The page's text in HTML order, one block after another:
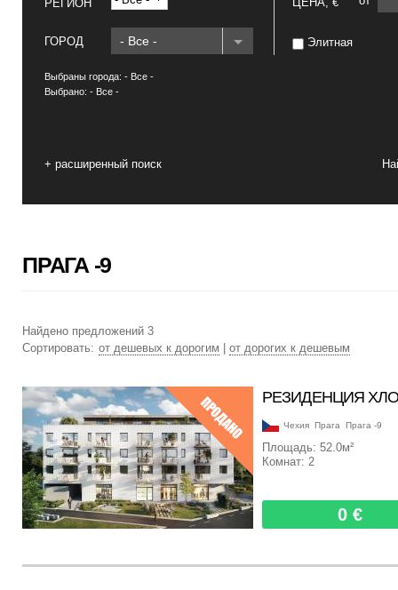
РЕГИОН
ГОРОД - Все -
Выбраны города: - Все -
Элитная
Выбрано: - Все -
+ расширенный поиск
ПРАГА -9
Найдено предложений 3
Сортировать: от дешевых к дорогим от дорогих к дешевым
РЕЗИДЕНЦИЯ
Чехия Прага Прага -9
Площадь: 52.0м²
Комнат: 2
0 €